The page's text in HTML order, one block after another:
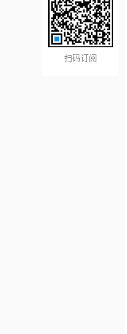
扫码订阅